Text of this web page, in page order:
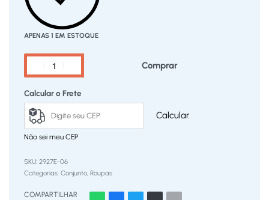
APENAS 1 EM ESTOQUE
Comprar
Calcular o Frete
Calcular
Não sei meu CEP
2927E-06
Categorias: Conjunto Roupas
COMPARTILHAR